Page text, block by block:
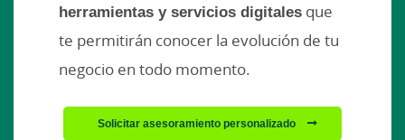
herramientas y servicios digitales que
te permitirán conocer la evolución de tu
negocio en todo momento.
Solicitar asesoramiento personalizado